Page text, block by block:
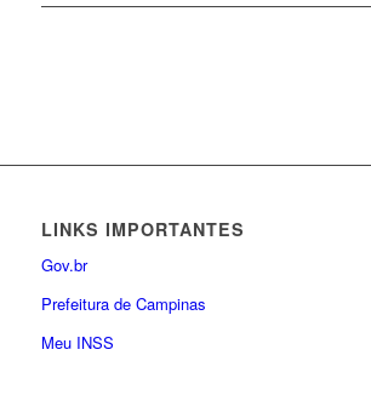
LINKS IMPORTANTES
Gov.br
Prefeitura de Campinas
Meu INSS